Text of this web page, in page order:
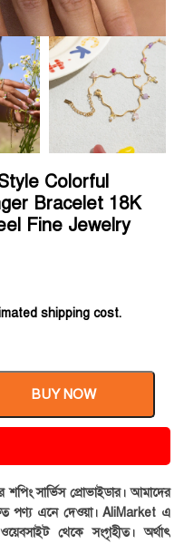
Colorful
Bracelet 18K
Fine Jewelry
shipping cost.
BUY NOW
সার্ভিস প্রোভাইডার। আমাদের
পণ্য এনে দেওয়া। AliMarket এ
ওয়েবসাইট থেকে সংগৃহীত। অর্থাৎ